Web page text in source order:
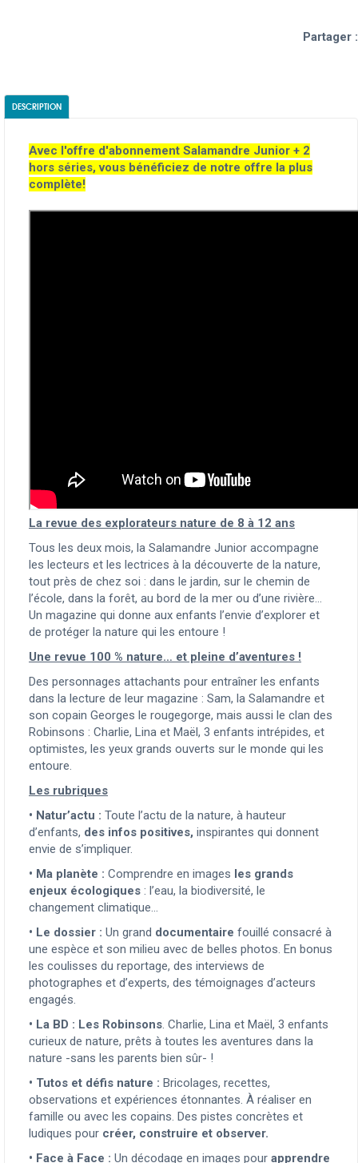
Partager :
DESCRIPTION
Avec l'offre d'abonnement Salamandre Junior + 2
hors séries, vous bénéficiez de notre offre la plus
complète!
La revue des explorateurs nature de 8 à 12 ans
Tous les deux mois, la Salamandre Junior accompagne
les lecteurs et les lectrices à la découverte de la nature,
tout près de chez soi : dans le jardin, sur le chemin de
l’école, dans la forêt, au bord de la mer ou d’une rivière…
Un magazine qui donne aux enfants l’envie d’explorer et
de protéger la nature qui les entoure !
Une revue 100 % nature… et pleine d’aventures !
Des personnages attachants pour entraîner les enfants
dans la lecture de leur magazine : Sam, la Salamandre et
son copain Georges le rougegorge, mais aussi le clan des
Robinsons : Charlie, Lina et Maël, 3 enfants intrépides, et
optimistes, les yeux grands ouverts sur le monde qui les
entoure.
Les rubriques
• Natur’actu : Toute l’actu de la nature, à hauteur
d’enfants, des infos positives, inspirantes qui donnent
envie de s’impliquer.
• Ma planète : Comprendre en images les grands
enjeux écologiques : l’eau, la biodiversité, le
changement climatique…
• Le dossier : Un grand documentaire fouillé consacré à
une espèce et son milieu avec de belles photos. En bonus
les coulisses du reportage, des interviews de
photographes et d’experts, des témoignages d’acteurs
engagés.
• La BD : Les Robinsons. Charlie, Lina et Maël, 3 enfants
curieux de nature, prêts à toutes les aventures dans la
nature -sans les parents bien sûr- !
• Tutos et défis nature : Bricolages, recettes,
observations et expériences étonnantes. À réaliser en
famille ou avec les copains. Des pistes concrètes et
ludiques pour créer, construire et observer.
• Face à Face : Un décodage en images pour apprendre